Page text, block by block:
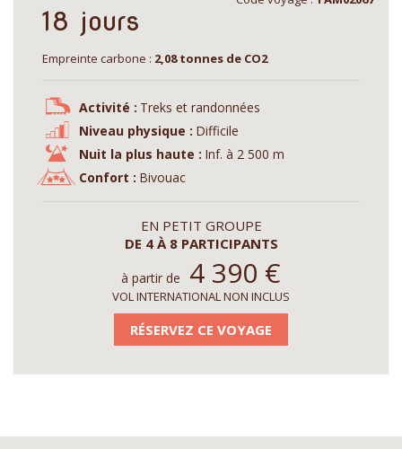
18 jours
Empreinte carbone : 2,08 tonnes de CO2
Activité : Treks et randonnées
Niveau physique : Difficile
Nuit la plus haute : Inf. à 2 500 m
Confort : Bivouac
EN PETIT GROUPE
DE 4 À 8 PARTICIPANTS
à partir de 4 390 €
VOL INTERNATIONAL NON INCLUS
RÉSERVEZ CE VOYAGE